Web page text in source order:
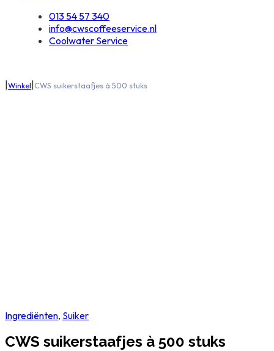
013 54 57 340
info@cwscoffeeservice.nl
Coolwater Service
|Winkel|CWS suikerstaafjes à 500 stuks
Ingrediënten, Suiker
CWS suikerstaafjes à 500 stuks